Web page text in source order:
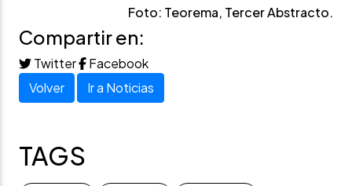
Foto: Teorema, Tercer Abstracto.
Compartir en:
Twitter
Facebook
Volver
Ir a Noticias
TAGS